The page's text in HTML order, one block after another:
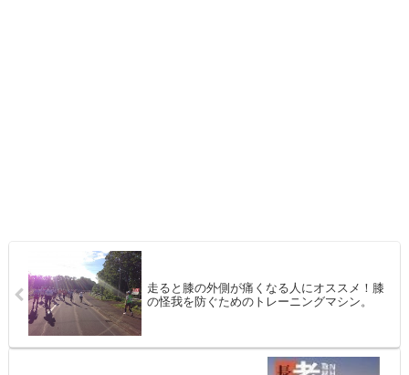
走ると膝の外側が痛くなる人にオススメ！膝
の怪我を防ぐためのトレーニングマシン。